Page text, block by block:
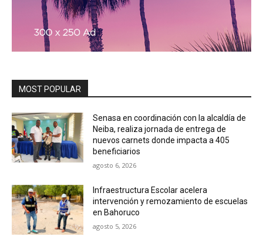
MOST POPULAR
Senasa en coordinación con la alcaldía de
Neiba, realiza jornada de entrega de
nuevos carnets donde impacta a 405
beneficiarios
agosto 6, 2026
Infraestructura Escolar acelera
intervención y remozamiento de escuelas
en Bahoruco
agosto 5, 2026